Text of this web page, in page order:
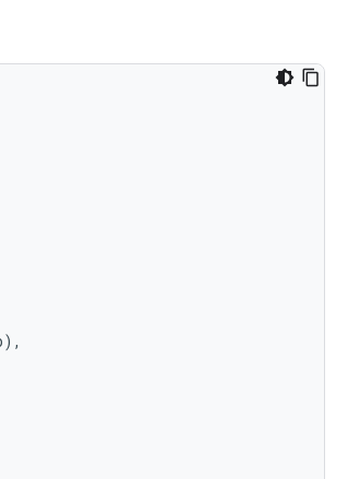
),